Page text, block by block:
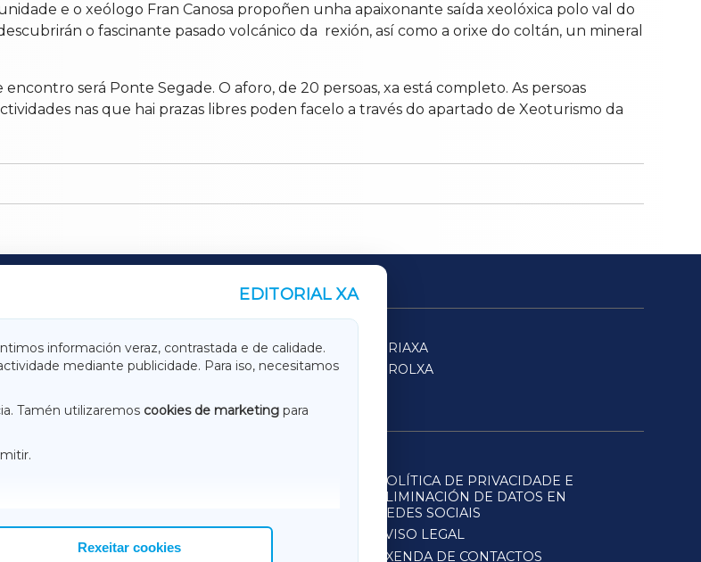
e o xeólogo Fran Canosa propoñen unha apaixonante saída xeolóxica polo val do
o fascinante pasado volcánico da rexión, así como a orixe do coltán, un mineral
será Ponte Segade. O aforo, de 20 persoas, xa está completo. As persoas
nas que hai prazas libres poden facelo a través do apartado de Xeoturismo da
EDITORIAL XA
información veraz, contrastada e de calidade.
mediante publicidade. Para iso, necesitamos
Tamén utilizaremos cookies de marketing para
Rexeitar cookies
TERRACHAXA
SARRIAXA
ACORUÑAXA
FERROLXA
POLÍTICA DE PRIVACIDADE E
ELIMINACIÓN DE DATOS EN
REDES SOCIAIS
AVISO LEGAL
AXENDA DE CONTACTOS